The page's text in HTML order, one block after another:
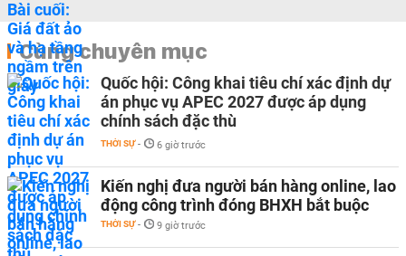
Cùng chuyên mục
Quốc hội: Công khai tiêu chí xác định dự
án phục vụ APEC 2027 được áp dụng
chính sách đặc thù
THỜI SỰ - 6 giờ trước
Kiến nghị đưa người bán hàng online, lao
động công trình đóng BHXH bắt buộc
THỜI SỰ - 9 giờ trước